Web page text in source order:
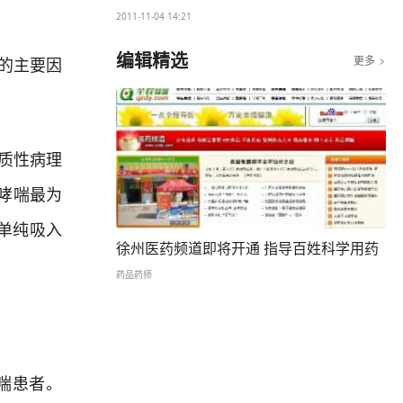
主要因
性病理
喘最为
纯吸入
者。
2011-11-04 14:21
编辑精选 更多 
徐州医药频道即将开通 指导百姓科学用药
药品药师